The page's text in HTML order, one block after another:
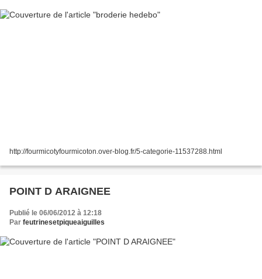
http://fourmicotyfourmicoton.over-blog.fr/5-categorie-11537288.html
POINT D ARAIGNEE
Publié le 06/06/2012 à 12:18
Par feutrinesetpiqueaiguilles